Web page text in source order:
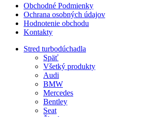
Obchodné Podmienky
Ochrana osobných údajov
Hodnotenie obchodu
Kontakty
Stred turbodúchadla
Späť
Všetký produkty
Audi
BMW
Mercedes
Bentley
Seat